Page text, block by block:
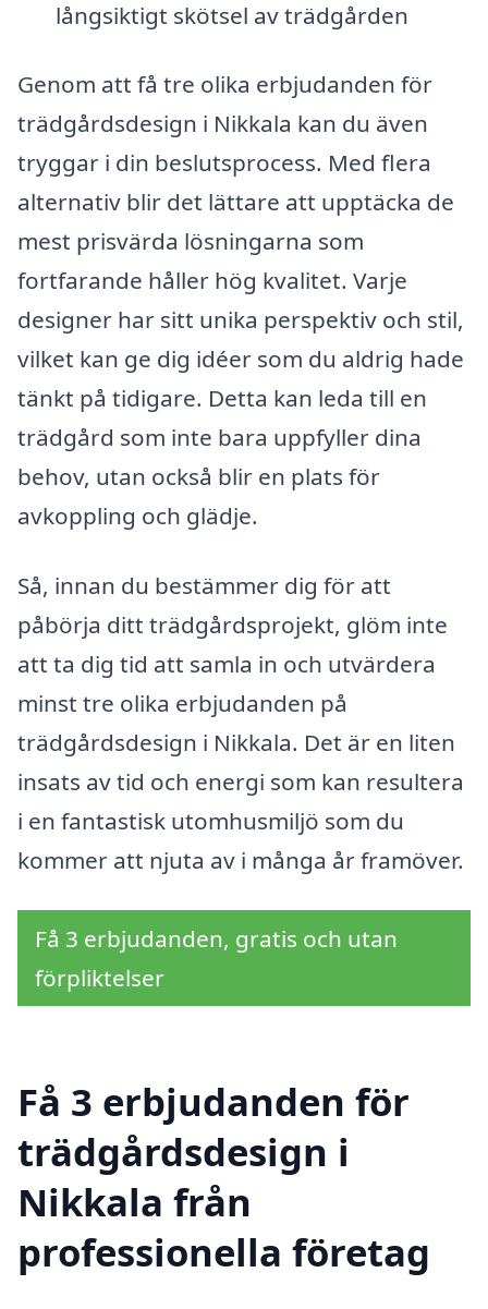
långsiktigt skötsel av trädgården
Genom att få tre olika erbjudanden för
trädgårdsdesign i Nikkala kan du även
tryggar i din beslutsprocess. Med flera
alternativ blir det lättare att upptäcka de
mest prisvärda lösningarna som
fortfarande håller hög kvalitet. Varje
designer har sitt unika perspektiv och stil,
vilket kan ge dig idéer som du aldrig hade
tänkt på tidigare. Detta kan leda till en
trädgård som inte bara uppfyller dina
behov, utan också blir en plats för
avkoppling och glädje.
Så, innan du bestämmer dig för att
påbörja ditt trädgårdsprojekt, glöm inte
att ta dig tid att samla in och utvärdera
minst tre olika erbjudanden på
trädgårdsdesign i Nikkala. Det är en liten
insats av tid och energi som kan resultera
i en fantastisk utomhusmiljö som du
kommer att njuta av i många år framöver.
Få 3 erbjudanden, gratis och utan
förpliktelser
Få 3 erbjudanden för
trädgårdsdesign i
Nikkala från
professionella företag